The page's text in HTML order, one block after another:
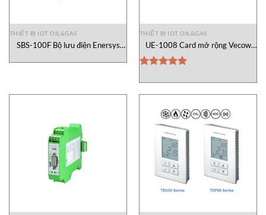
THIẾT BỊ IOT OIL&GAS
SBS-100F Bộ lưu điện Enersys
THIẾT BỊ IOT OIL&GAS
UE-1008 Card mở rộng Vecow
hạng5.00
5 sao